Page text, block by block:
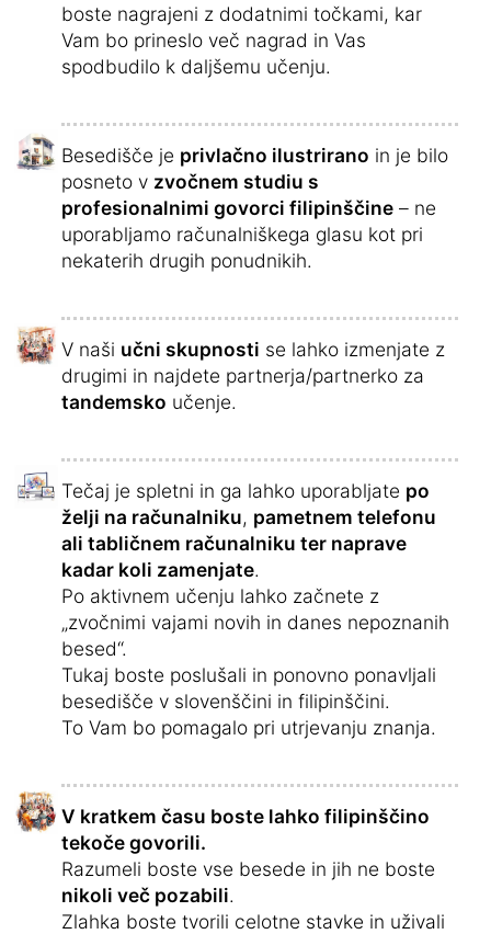
boste nagrajeni z dodatnimi točkami, kar
Vam bo prineslo več nagrad in Vas
spodbudilo k daljšemu učenju.
Besedišče je privlačno ilustrirano in je bilo
posneto v zvočnem studiu s
profesionalnimi govorci filipinščine – ne
uporabljamo računalniškega glasu kot pri
nekaterih drugih ponudnikih.
V naši učni skupnosti se lahko izmenjate z
drugimi in najdete partnerja/partnerko za
tandemsko učenje.
Tečaj je spletni in ga lahko uporabljate po
želji na računalniku, pametnem telefonu
ali tabličnem računalniku ter naprave
kadar koli zamenjate.
Po aktivnem učenju lahko začnete z
„zvočnimi vajami novih in danes nepoznanih
besed“.
Tukaj boste poslušali in ponovno ponavljali
besedišče v slovenščini in filipinščini.
To Vam bo pomagalo pri utrjevanju znanja.
V kratkem času boste lahko filipinščino
tekoče govorili.
Razumeli boste vse besede in jih ne boste
nikoli več pozabili.
Zlahka boste tvorili celotne stavke in uživali